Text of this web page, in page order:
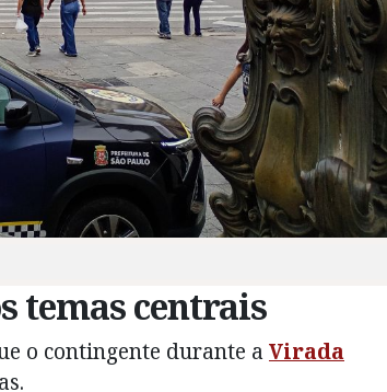
temas centrais
o contingente durante aVirada